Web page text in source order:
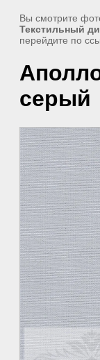
Вы смотрите
Текстильный
перейдите по
серый